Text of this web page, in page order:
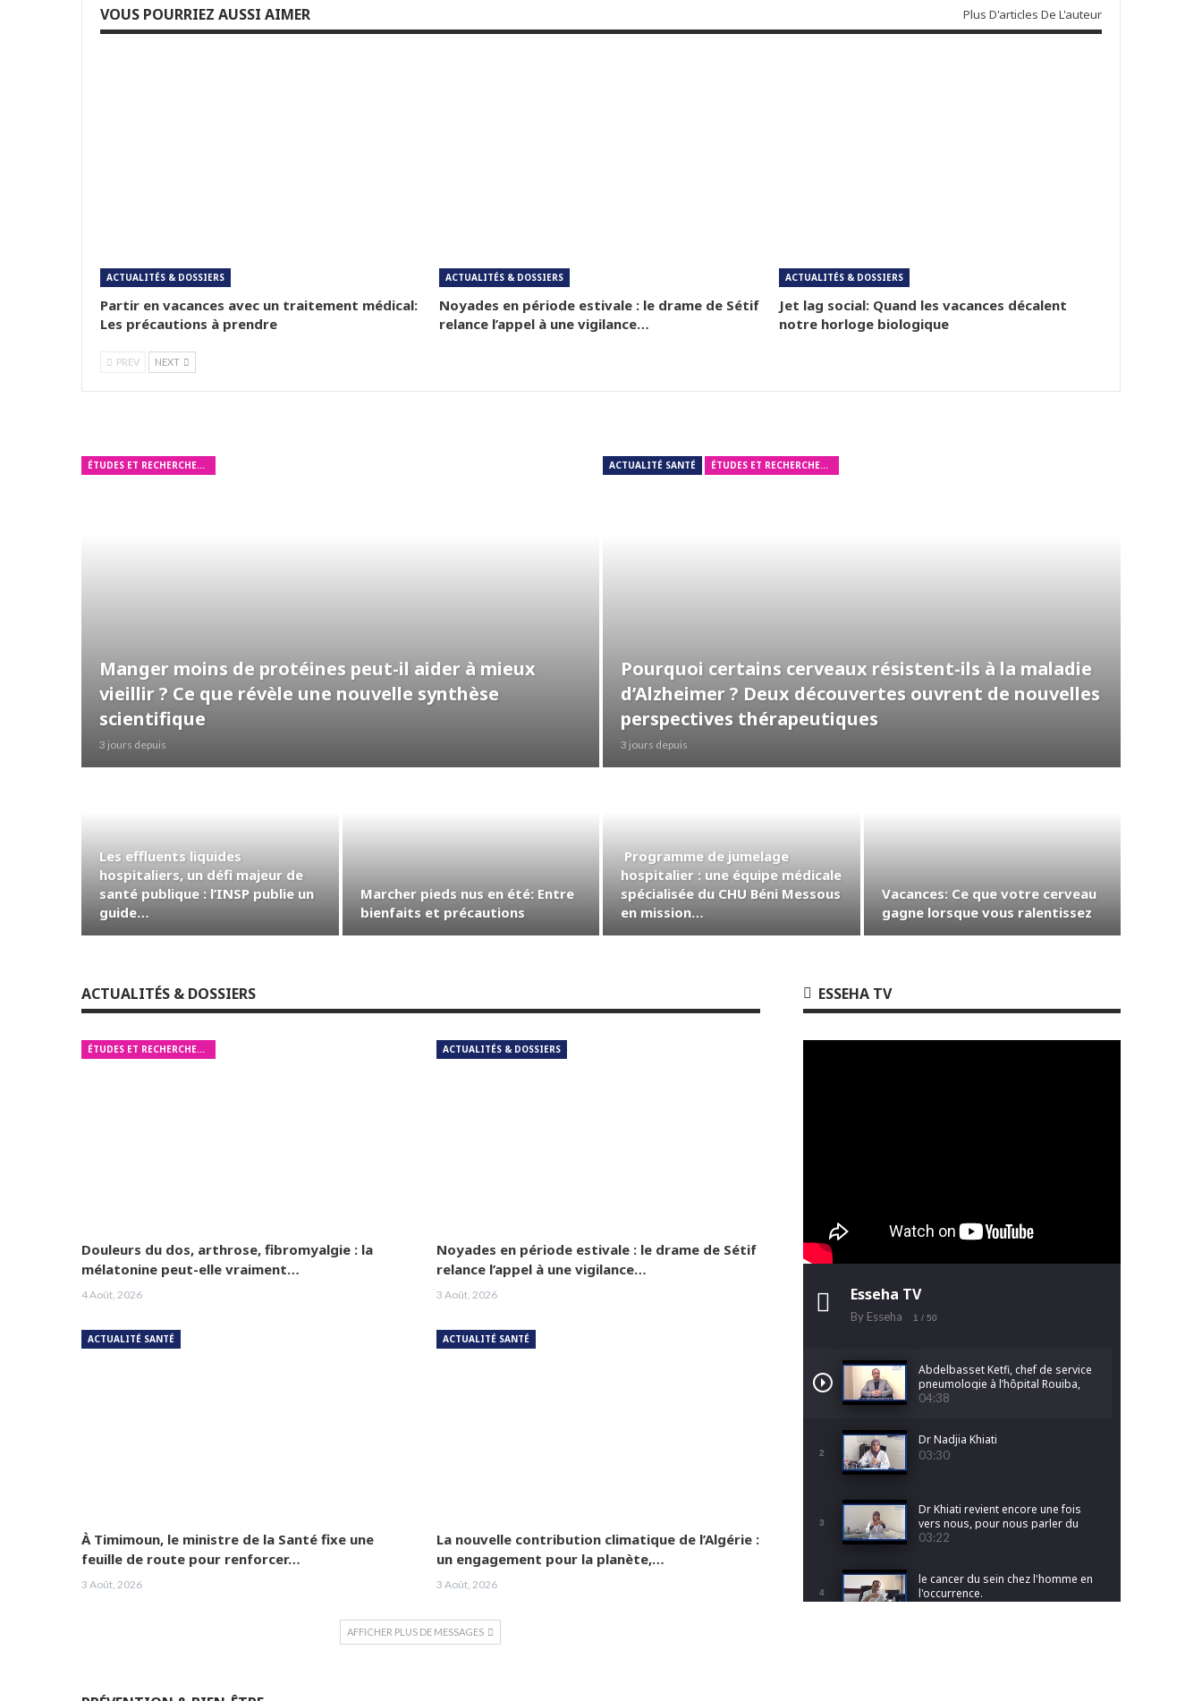
VOUS POURRIEZ AUSSI AIMER Plus D'articles De L'auteur
ACTUALITÉS & DOSSIERS
Partir en vacances avec un traitement médical:
Les précautions à prendre
ACTUALITÉS & DOSSIERS
Noyades en période estivale : le drame de Sétif
relance l’appel à une vigilance…
ACTUALITÉS & DOSSIERS
Jet lag social: Quand les vacances décalent
notre horloge biologique
PREV NEXT
ÉTUDES ET RECHERCHES MÉDICALES
Manger moins de protéines peut-il aider à mieux
vieillir ? Ce que révèle une nouvelle synthèse
scientifique
3 jours depuis
ACTUALITÉ SANTÉ ÉTUDES ET RECHERCHES MÉDICALES
Pourquoi certains cerveaux résistent-ils à la maladie
d’Alzheimer ? Deux découvertes ouvrent de nouvelles
perspectives thérapeutiques
3 jours depuis
Les effluents liquides
hospitaliers, un défi majeur de
santé publique : l’INSP publie un
guide…
Marcher pieds nus en été: Entre
bienfaits et précautions
Programme de jumelage
hospitalier : une équipe médicale
spécialisée du CHU Béni Messous
en mission…
Vacances: Ce que votre cerveau
gagne lorsque vous ralentissez
ACTUALITÉS & DOSSIERS
ÉTUDES ET RECHERCHES MÉDICALES
Douleurs du dos, arthrose, fibromyalgie : la
mélatonine peut-elle vraiment…
4 Août, 2026
ACTUALITÉS & DOSSIERS
Noyades en période estivale : le drame de Sétif
relance l’appel à une vigilance…
3 Août, 2026
ACTUALITÉ SANTÉ
À Timimoun, le ministre de la Santé fixe une
feuille de route pour renforcer…
3 Août, 2026
ACTUALITÉ SANTÉ
La nouvelle contribution climatique de l’Algérie :
un engagement pour la planète,…
3 Août, 2026
AFFICHER PLUS DE MESSAGES
ESSEHA TV
Esseha TV
By Esseha 1 / 50
Abdelbasset Ketfi, chef de service
pneumologie à l’hôpital Rouiba,
nous parle du cancer du poumon
04:38
2
Dr Nadjia Khiati
03:30
3
Dr Khiati revient encore une fois
vers nous, pour nous parler du
cancer de l'endomètre.
03:22
4
le cancer du sein chez l'homme en
l'occurrence.